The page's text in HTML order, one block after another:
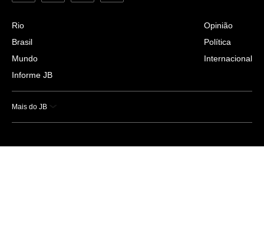
Rio
Brasil
Mundo
Informe JB
Opinião
Política
Internacional
Mais do JB
Esportes